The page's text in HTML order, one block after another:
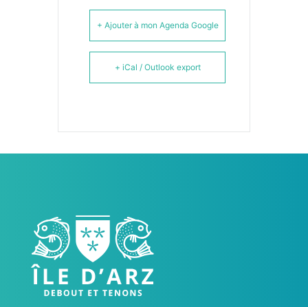
+ Ajouter à mon Agenda Google
+ iCal / Outlook export